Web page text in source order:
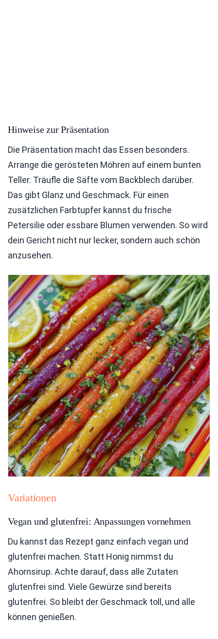
Hinweise zur Präsentation
Die Präsentation macht das Essen besonders.
Arrange die gerösteten Möhren auf einem bunten
Teller. Träufle die Säfte vom Backblech darüber.
Das gibt Glanz und Geschmack. Für einen
zusätzlichen Farbtupfer kannst du frische
Petersilie oder essbare Blumen verwenden. So wird
dein Gericht nicht nur lecker, sondern auch schön
anzusehen.
Variationen
Vegan und glutenfrei: Anpassungen vornehmen
Du kannst das Rezept ganz einfach vegan und
glutenfrei machen. Statt Honig nimmst du
Ahornsirup. Achte darauf, dass alle Zutaten
glutenfrei sind. Viele Gewürze sind bereits
glutenfrei. So bleibt der Geschmack toll, und alle
können genießen.